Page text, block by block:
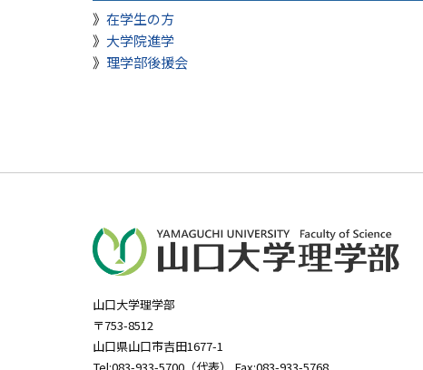
在学生の方
大学院進学
理学部後援会
山口大学理学部
〒753-8512
山口県山口市吉田1677-1